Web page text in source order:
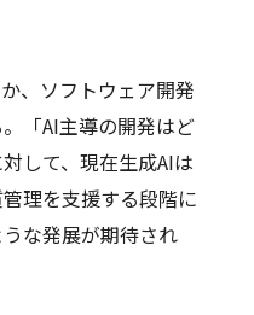
、ソフトウェア開発
「AI主導の開発はど
して、現在生成AIは
理を支援する段階に
な発展が期待され